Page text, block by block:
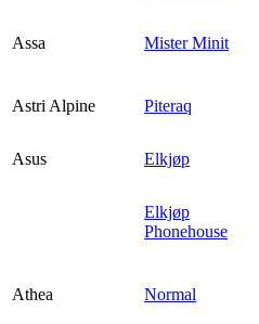
Assa Mister Minit
Astri Alpine Piteraq
Asus
Elkjøp
Elkjøp
Phonehouse
Athea Normal